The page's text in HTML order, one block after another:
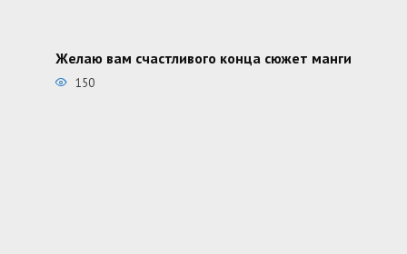
Желаю вам счастливого конца сюжет манги
150